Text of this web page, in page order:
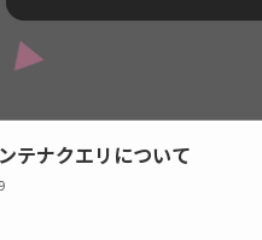
テナクエリについて